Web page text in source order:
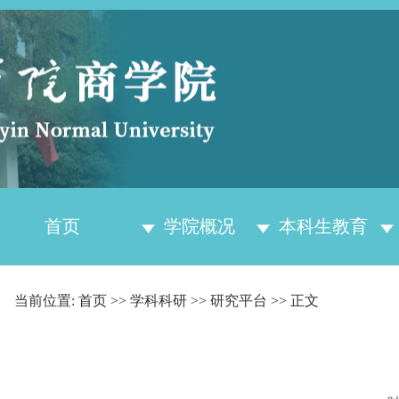
首页 学院概况 本科生教育
当前位置: 首页 >> 学科科研 >> 研究平台 >> 正文